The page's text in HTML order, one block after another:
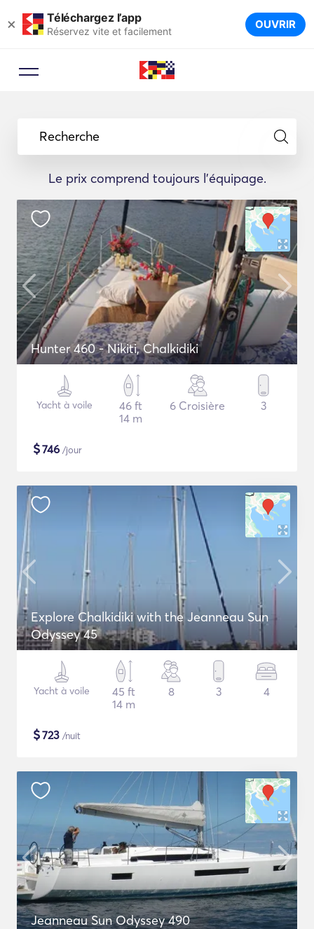
× Téléchargez l’app
Réservez vite et facilement OUVRIR
Recherche
Le prix comprend toujours l'équipage.
Hunter 460 - Nikiti, Chalkidiki
Yacht à voile
46 ft
14 m
6 Croisière 3
$746 /jour
Explore Chalkidiki with the Jeanneau Sun
Odyssey 45
Yacht à voile
45 ft
14 m
8 3 4
$723 /nuit
Jeanneau Sun Odyssey 490